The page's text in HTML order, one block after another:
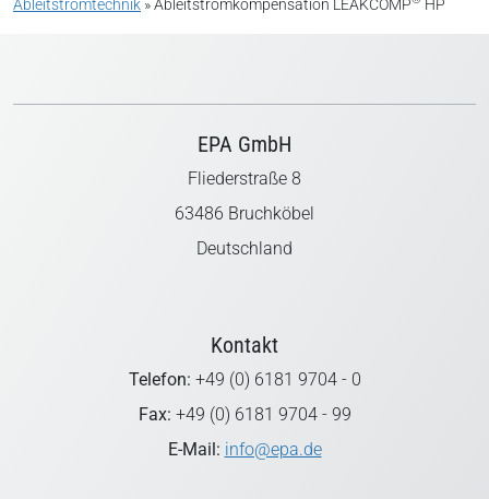
Ableitstromtechnik »Ableitstromkompensation LEAKCOMP HP
EPA GmbH
Fliederstraße 8
63486 Bruchköbel
Deutschland
Kontakt
Telefon: +49 (0) 6181 9704 - 0
Fax: +49 (0) 6181 9704 - 99
E-Mail: info@epa.de